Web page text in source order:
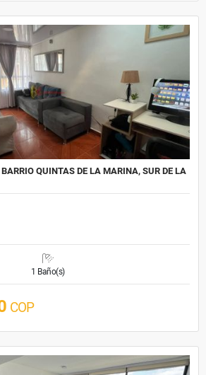
QUINTAS DE LA MARINA, SUR DE LA
1 Baño(s)
COP